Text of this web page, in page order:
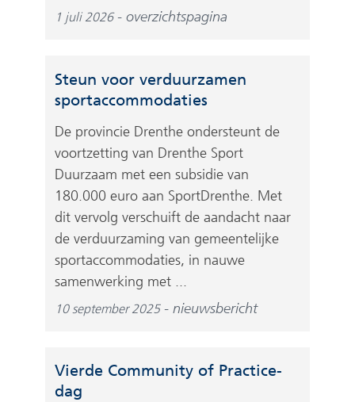
1 juli 2026 overzichtspagina
Steun voor verduurzamen
sportaccommodaties
De provincie Drenthe ondersteunt de
voortzetting van Drenthe Sport
Duurzaam met een subsidie van
180.000 euro aan SportDrenthe. Met
dit vervolg verschuift de aandacht naar
de verduurzaming van gemeentelijke
sportaccommodaties, in nauwe
samenwerking met ...
10 september 2025 nieuwsbericht
Vierde Community of Practice-
dag